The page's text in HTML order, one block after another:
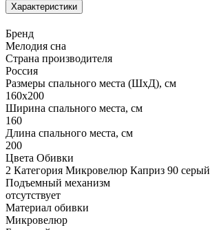
Характеристики
Бренд
Мелодия сна
Страна производителя
Россия
Размеры спального места (ШхД), см
160х200
Ширина спального места, см
160
Длина спального места, см
200
Цвета Обивки
2 Категория Микровелюр Каприз 90 серый
Подъемный механизм
отсутствует
Материал обивки
Микровелюр